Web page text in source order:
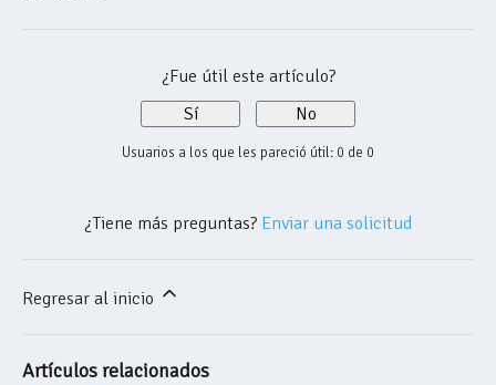
¿Fue útil este artículo?
Sí
No
Usuarios a los que les pareció útil: 0 de 0
¿Tiene más preguntas? Enviar una solicitud
Regresar al inicio
Artículos relacionados